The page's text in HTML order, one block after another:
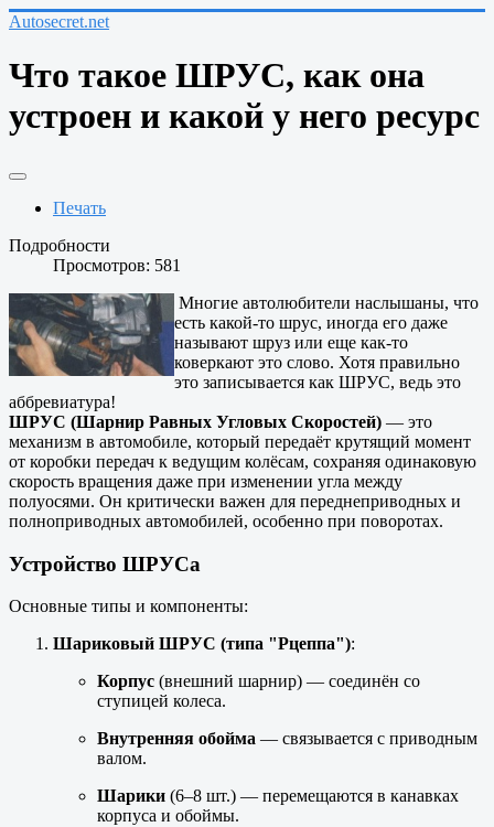
Autosecret.net
Что такое ШРУС, как она
устроен и какой у него ресурс
Печать
Подробности
Просмотров: 581
Многие автолюбители наслышаны, что
есть какой-то шрус, иногда его даже
называют шруз или еще как-то
коверкают это слово. Хотя правильно
это записывается как ШРУС, ведь это
аббревиатура!
ШРУС (Шарнир Равных Угловых Скоростей) — это
механизм в автомобиле, который передаёт крутящий момент
от коробки передач к ведущим колёсам, сохраняя одинаковую
скорость вращения даже при изменении угла между
полуосями. Он критически важен для переднеприводных и
полноприводных автомобилей, особенно при поворотах.
Устройство ШРУСа
Основные типы и компоненты:
Шариковый ШРУС (типа "Рцеппа"):
Корпус (внешний шарнир) — соединён со
ступицей колеса.
Внутренняя обойма — связывается с приводным
валом.
Шарики (6–8 шт.) — перемещаются в канавках
корпуса и обоймы.